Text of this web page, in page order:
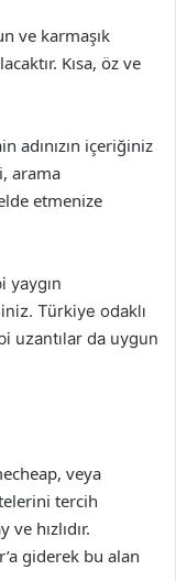
ve karmaşık
Kısa, öz ve
adınızın içeriğiniz
arama
etmenize
yaygın
Türkiye odaklı
uzantılar da uygun
veya
tercih
hızlıdır.
giderek bu alan